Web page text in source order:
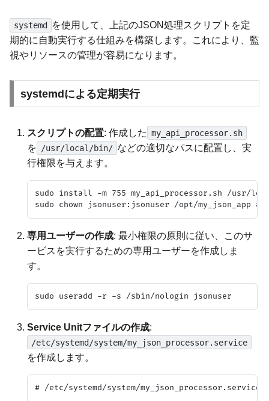
systemd
を使用して、上記のJSON処理スクリプトを定
期的に自動実行する仕組みを構築します。これにより、監
視やリソースの管理が容易になります。
systemdによる定期実行
スクリプトの配置: 作成した my_api_processor.sh
を /usr/local/bin/ などの適切なパスに配置し、実
行権限を与えます。
sudo install -m 755 my_api_processor.sh /usr/
専用ユーザーの作成: 最小権限の原則に従い、このサ
ービスを実行するための専用ユーザーを作成しま
す。
Service Unitファイルの作成:
/etc/systemd/system/my_json_processor.service
を作成します。
# /etc/systemd/system/my_json_processor.service